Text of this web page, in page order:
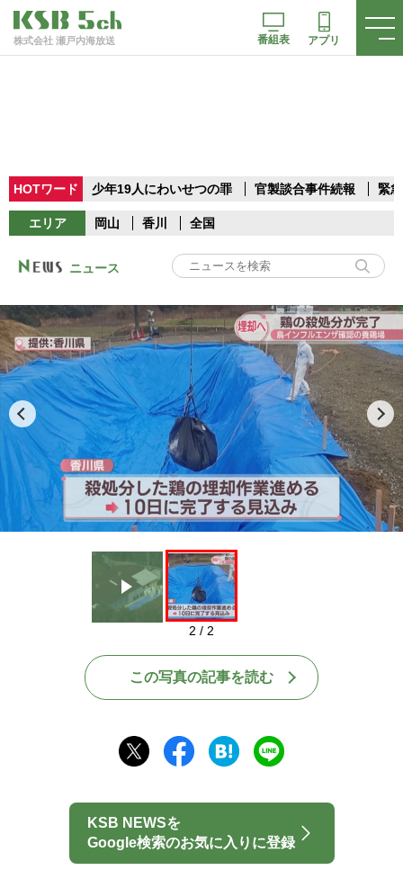
株式会社 瀬戸内海放送 番組表 アプリ
HOTワード 少年19人にわいせつの罪 官製談合事件続報 緊
エリア 岡山 香川 全国
ニュース
Play
2 / 2
この写真の記事を読む
KSB NEWSを
Google検索のお気に入りに登録